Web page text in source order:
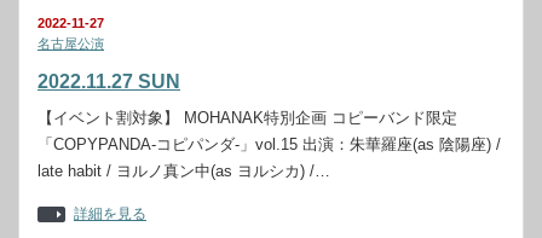
2022-11-27
名古屋公演
2022.11.27 SUN
【イベント割対象】 MOHANAK特別企画 コピーバンド限定
「COPYPANDA-コピパンダ-」vol.15 出演：朱華羅座(as 陰陽座) /
late habit / ヨルノ真ン中(as ヨルシカ) /…
詳細を見る